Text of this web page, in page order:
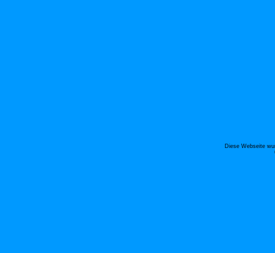
Diese Webseite